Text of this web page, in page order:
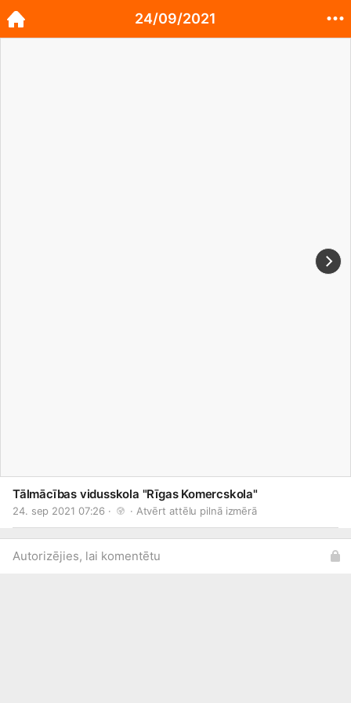
Tālmācības vidusskola "Rīgas Komercskola"
24. sep 2021 07:26 · · Atvērt attēlu pilnā izmērā
Autorizējies, lai komentētu
24/09/2021